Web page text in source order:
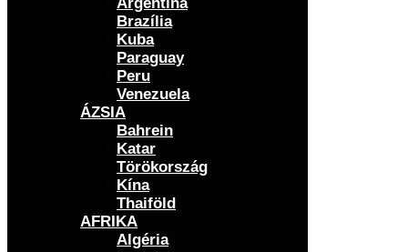
Brazília
Kuba
Paraguay
Peru
Venezuela
ÁZSIA
Bahrein
Katar
Törökország
Kína
Thaiföld
AFRIKA
Algéria